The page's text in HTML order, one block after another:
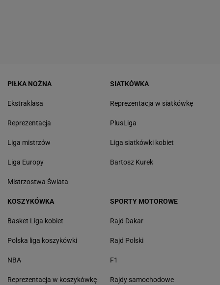
PIŁKA NOŻNA
Ekstraklasa
Reprezentacja
Liga mistrzów
Liga Europy
Mistrzostwa Świata
SIATKÓWKA
Reprezentacja w siatkówkę
PlusLiga
Liga siatkówki kobiet
Bartosz Kurek
KOSZYKÓWKA
Basket Liga kobiet
Polska liga koszykówki
NBA
Reprezentacja w koszykówkę
SPORTY MOTOROWE
Rajd Dakar
Rajd Polski
F1
Rajdy samochodowe